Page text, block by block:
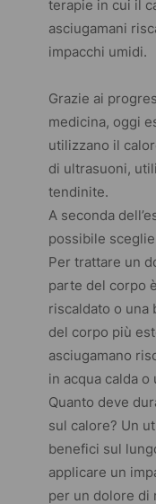
terapie in cui il
asciugamani
impacchi umidi.
Grazie ai
medicina, oggi
utilizzano il
di ultrasuoni,
tendinite.
A seconda
possibile
Per trattare un
parte del corpo
riscaldato o una
del corpo più
asciugamano
in acqua calda o
Quanto deve
sul calore? Un
benefici sul
applicare un
per un dolore di